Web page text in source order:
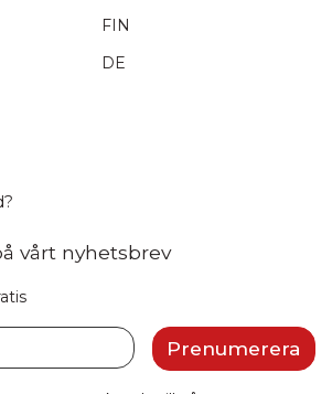
FIN
DE
vårt nyhetsbrev
Prenumerera